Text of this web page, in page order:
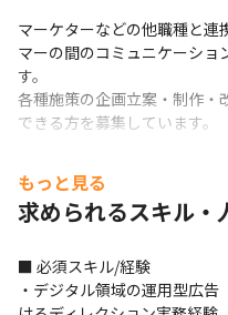
マーケターなどの他職種と連
マーの間のコミュニケーショ
す。
各種施策の企画立案・制作・
できる方を募集しています。
https://speakerdeck.com/
rages-rebarezizugurupu-
・Figma
・Adobe Creative Cloud
もっと見る
求められるスキル・
■ 必須スキル/経験
・デジタル領域の運用型広